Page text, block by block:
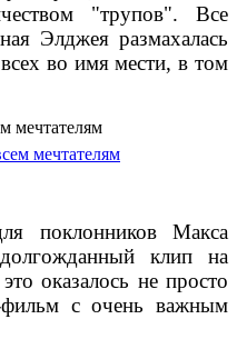
"трупов". Все
Элджея размахалась
во имя мести, в том
мечтателям
поклонников Макса
клип на
оказалось не просто
с очень важным